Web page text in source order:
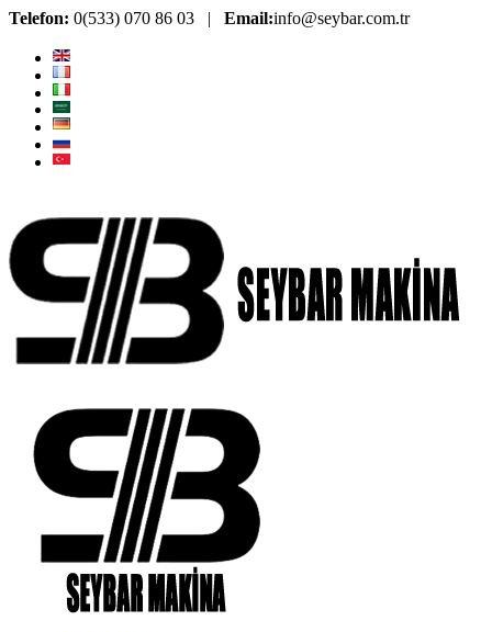
Telefon: 0(533) 070 86 03 | Email:info@seybar.com.tr